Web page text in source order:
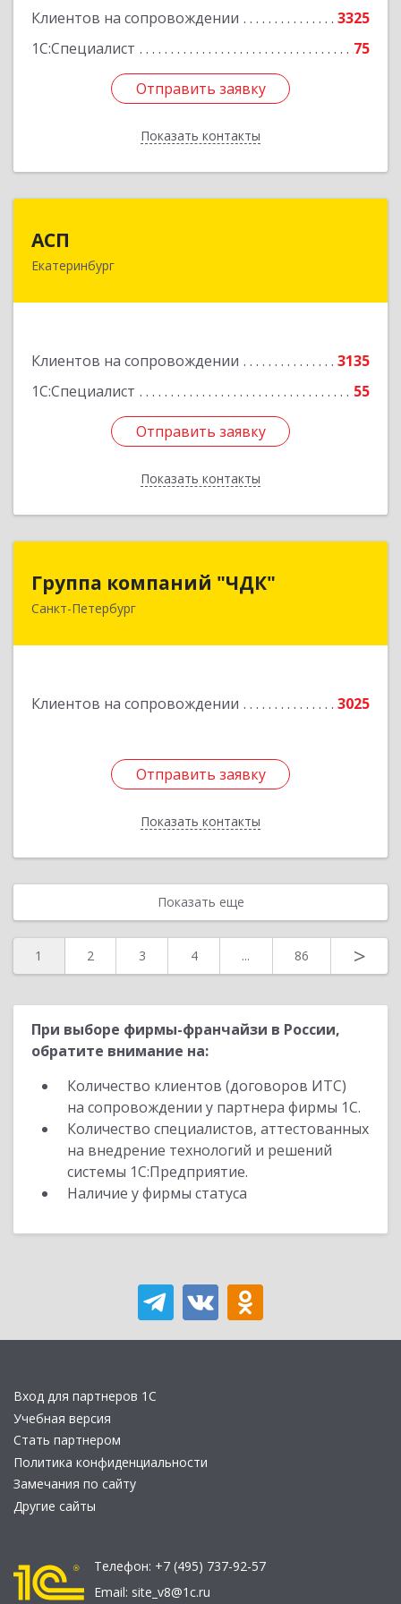
Клиентов на сопровождении
3325
1С:Специалист
75
Отправить заявку
Показать контакты
Отправить заявку
Назад
АСП
Екатеринбург
Клиентов на сопровождении
3135
1С:Специалист
55
Отправить заявку
Показать контакты
620075, Свердловская обл, Екатеринбург г,
Отправить заявку
Назад
Группа компаний "ЧДК"
Санкт-Петербург
Клиентов на сопровождении 3025
Отправить заявку
Показать контакты
Группа компаний "ЧДК"
191119, Санкт-Петербург г, вн.тер.г.
Подробнее
Отправить заявку
Назад
Показать еще
1 2 3 4 ... 86 >
При выборе фирмы-франчайзи в России,
обратите внимание на:
Количество клиентов (договоров ИТС)
на сопровождении у партнера фирмы 1С.
Количество специалистов, аттестованных
на внедрение технологий и решений
системы 1С:Предприятие.
Наличие у фирмы статуса
Вход для партнеров 1С
Учебная версия
Стать партнером
Политика конфиденциальности
Замечания по сайту
Другие сайты
Телефон: +7 (495) 737-92-57
Email: site_v8@1c.ru